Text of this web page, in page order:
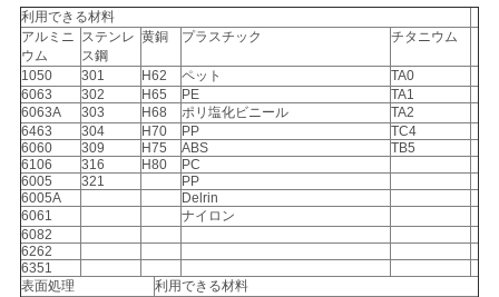
ュ
ー
ス
引
金
を
利用できる材料
アルミニ
ウム
ステンレ
ス鋼
黄銅 プラスチック チタニウム
1050 301 H62 ペット
TA0
6063
302 H65 PE
TA1
6063A
303 H68 ポリ塩化ビニール
TA2
6463
304 H70 PP
TC4
6060
309 H75 ABS
TB5
6106
316 H80
PC
6005
321
PP
6005A
Delrin
6061
ナイロン
6082
6262
6351
表面処理
利用できる材料